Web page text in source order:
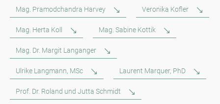
Mag. Pramodchandra Harvey Veronika Kofler
Mag. Herta Koll Mag. Sabine Kottik
Mag. Dr. Margit Langanger
Ulrike Langmann, MSc Laurent Marquer, PhD
Prof. Dr. Roland und Jutta Schmidt